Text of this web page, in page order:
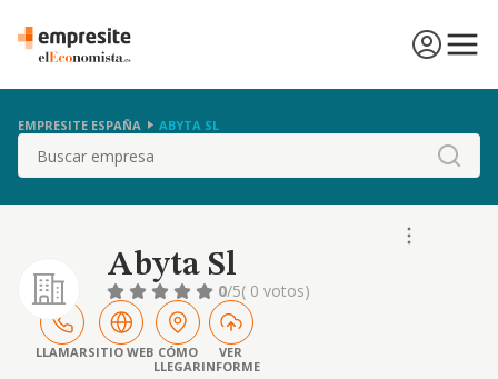
EMPRESITE ESPAÑA ABYTA SL
Buscar
Abyta Sl
0/5( 0 votos)
LLAMARSITIO WEB CÓMO
LLEGAR
VER
INFORME